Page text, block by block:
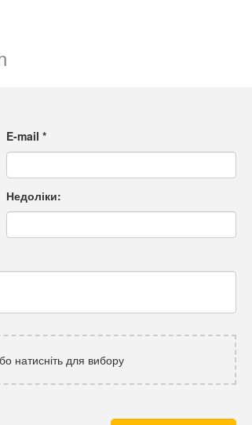
E-mail *
Недоліки:
натисніть для вибору